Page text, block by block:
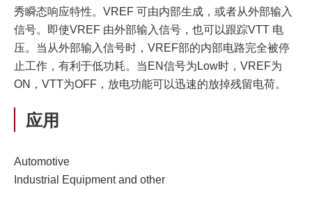
秀瞬态响应特性。VREF 可由内部生成，或者从外部输入
信号。即使VREF 由外部输入信号，也可以跟踪VTT 电
压。当从外部输入信号时，VREF部的内部电路完全被停
止工作，有利于低功耗。当EN信号为Low时，VREF为
ON，VTT为OFF，放电功能可以迅速的放掉残留电荷。
应用
Automotive
Industrial Equipment and other